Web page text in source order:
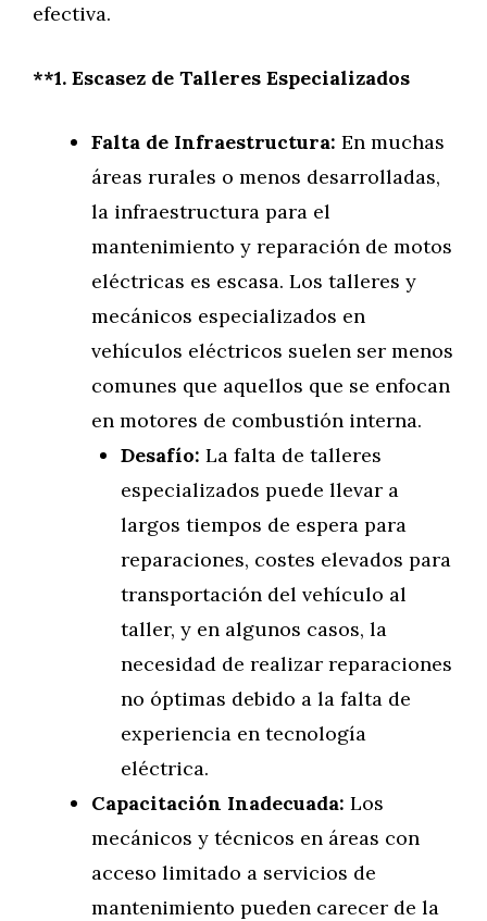
efectiva.
**1. Escasez de Talleres Especializados
Falta de Infraestructura: En muchas
áreas rurales o menos desarrolladas,
la infraestructura para el
mantenimiento y reparación de motos
eléctricas es escasa. Los talleres y
mecánicos especializados en
vehículos eléctricos suelen ser menos
comunes que aquellos que se enfocan
en motores de combustión interna.
Desafío: La falta de talleres
especializados puede llevar a
largos tiempos de espera para
reparaciones, costes elevados para
transportación del vehículo al
taller, y en algunos casos, la
necesidad de realizar reparaciones
no óptimas debido a la falta de
experiencia en tecnología
eléctrica.
Capacitación Inadecuada: Los
mecánicos y técnicos en áreas con
acceso limitado a servicios de
mantenimiento pueden carecer de la